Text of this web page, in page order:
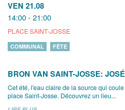
VEN 21.08
14:00 - 21:00
PLACE SAINT-JOSSE
COMMUNAL FÊTE
BRON VAN SAINT-JOSSE:
Cet été, l'eau claire de la source qui
place Saint-Josse. Découvrez un lieu...